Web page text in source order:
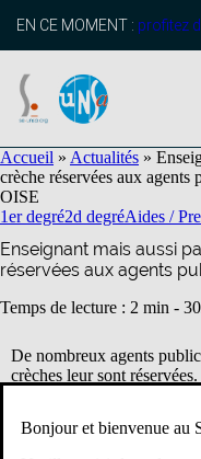
principal
EN CE MOMENT : profitez
Accueil » Actualités »
crèche réservées aux agents
OISE
1er degré2d degréAides /
Enseignant mais aussi
réservées aux agents
Temps de lecture : 2 min -
De nombreux agents
crèches leur sont réservées.
Bonjour et bienvenue au